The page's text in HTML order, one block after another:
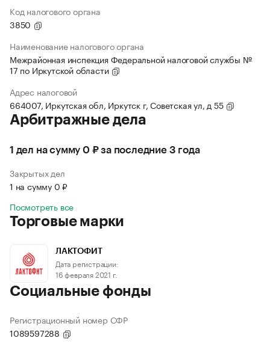
Код налогового органа
3850
Наименование налогового органа
Межрайонная инспекция Федеральной налоговой службы №
17 по Иркутской области
Адрес налоговой
664007, Иркутская обл, Иркутск г, Советская ул, д 55
Арбитражные дела
1 дел на сумму 0 ₽ за последние 3 года
Закрытых дел
1 на сумму 0 ₽
Посмотреть все
Торговые марки
ЛАКТОФИТ
Дата регистрации:
16 февраля 2021 г.
Социальные фонды
Регистрационный номер СФР
1089597288